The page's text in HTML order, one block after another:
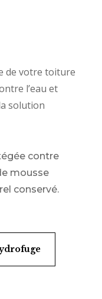
de votre toiture
l’eau et
solution
contre
mousse
conservé.